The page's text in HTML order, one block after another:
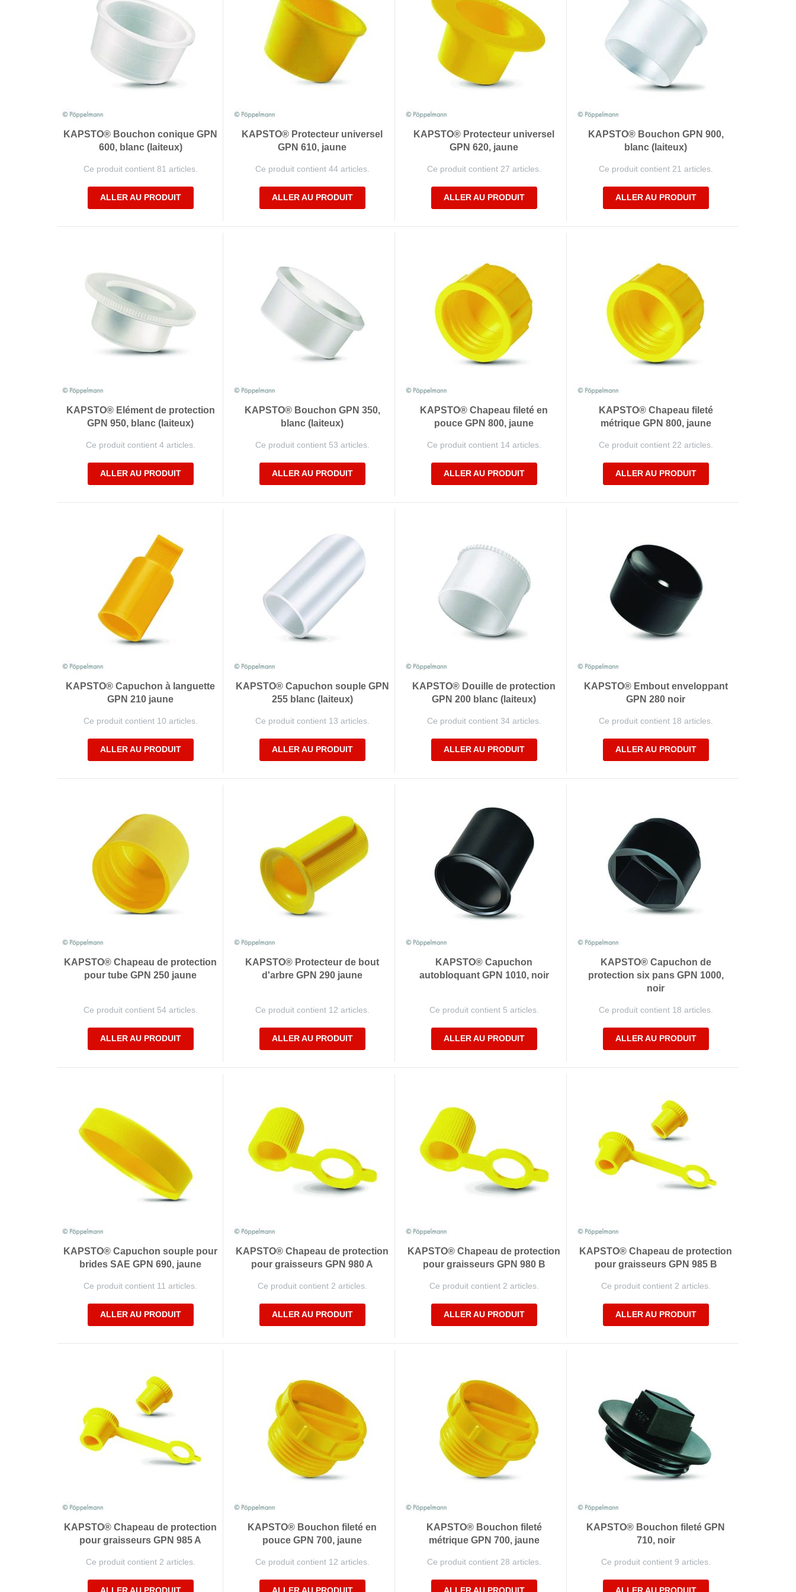
KAPSTO® Bouchon conique GPN
600, blanc (laiteux)
Ce produit contient 81 articles.
ALLER AU PRODUIT
KAPSTO® Protecteur universel
GPN 610, jaune
Ce produit contient 44 articles.
ALLER AU PRODUIT
KAPSTO® Protecteur universel
GPN 620, jaune
Ce produit contient 27 articles.
ALLER AU PRODUIT
KAPSTO® Bouchon GPN 900,
blanc (laiteux)
Ce produit contient 21 articles.
ALLER AU PRODUIT
KAPSTO® Elément de protection
GPN 950, blanc (laiteux)
Ce produit contient 4 articles.
ALLER AU PRODUIT
KAPSTO® Bouchon GPN 350,
blanc (laiteux)
Ce produit contient 53 articles.
ALLER AU PRODUIT
KAPSTO® Chapeau fileté en
pouce GPN 800, jaune
Ce produit contient 14 articles.
ALLER AU PRODUIT
KAPSTO® Chapeau fileté
métrique GPN 800, jaune
Ce produit contient 22 articles.
ALLER AU PRODUIT
KAPSTO® Capuchon à languette
GPN 210 jaune
Ce produit contient 10 articles.
ALLER AU PRODUIT
KAPSTO® Capuchon souple GPN
255 blanc (laiteux)
Ce produit contient 13 articles.
ALLER AU PRODUIT
KAPSTO® Douille de protection
GPN 200 blanc (laiteux)
Ce produit contient 34 articles.
ALLER AU PRODUIT
KAPSTO® Embout enveloppant
GPN 280 noir
Ce produit contient 18 articles.
ALLER AU PRODUIT
KAPSTO® Chapeau de protection
pour tube GPN 250 jaune
Ce produit contient 54 articles.
ALLER AU PRODUIT
KAPSTO® Protecteur de bout
d'arbre GPN 290 jaune
Ce produit contient 12 articles.
ALLER AU PRODUIT
KAPSTO® Capuchon
autobloquant GPN 1010, noir
Ce produit contient 5 articles.
ALLER AU PRODUIT
KAPSTO® Capuchon de
protection six pans GPN 1000,
noir
Ce produit contient 18 articles.
ALLER AU PRODUIT
KAPSTO® Capuchon souple pour
brides SAE GPN 690, jaune
Ce produit contient 11 articles.
ALLER AU PRODUIT
KAPSTO® Chapeau de protection
pour graisseurs GPN 980 A
Ce produit contient 2 articles.
ALLER AU PRODUIT
KAPSTO® Chapeau de protection
pour graisseurs GPN 980 B
Ce produit contient 2 articles.
ALLER AU PRODUIT
KAPSTO® Chapeau de protection
pour graisseurs GPN 985 B
Ce produit contient 2 articles.
ALLER AU PRODUIT
KAPSTO® Chapeau de protection
pour graisseurs GPN 985 A
Ce produit contient 2 articles.
KAPSTO® Bouchon fileté en
pouce GPN 700, jaune
Ce produit contient 12 articles.
KAPSTO® Bouchon fileté
métrique GPN 700, jaune
Ce produit contient 28 articles.
KAPSTO® Bouchon fileté GPN
710, noir
Ce produit contient 9 articles.